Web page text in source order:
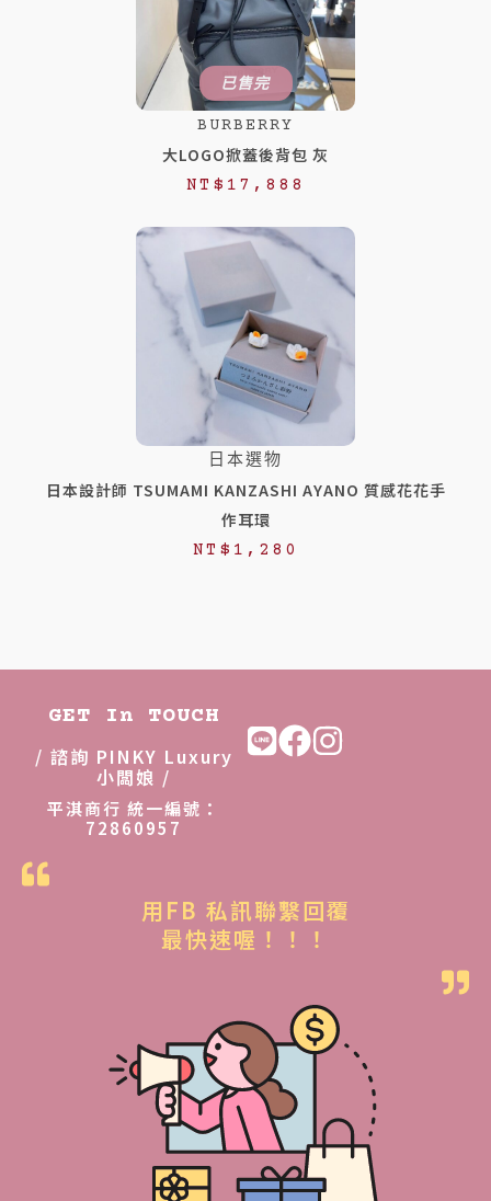
已售完
BURBERRY
大LOGO掀蓋後背包 灰
NT$ 17,888
日本選物
日本設計師 TSUMAMI KANZASHI AYANO 質感花花手
作耳環
NT$ 1,280
GET In TOUCH
/ 諮詢 PINKY Luxury
小闆娘 /
平淇商行 統一編號：
72860957
用FB 私訊聯繫回覆
最快速喔！！！